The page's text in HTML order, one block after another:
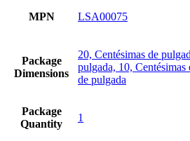
MPN LSA00075
Package
Dimensions
20, Centésimas de
pulgada, 10,
de pulgada
Package
Quantity
1